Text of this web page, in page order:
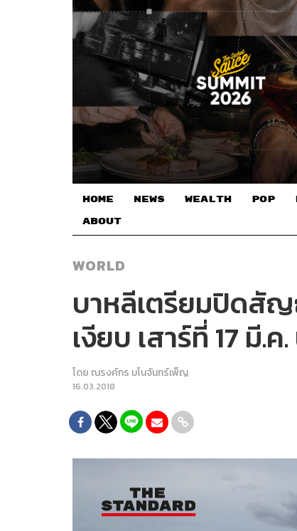
HOME NEWS WEALTH POP
ABOUT
WORLD
บาหลีเตรียมปิดสั
เงียบ เสาร์ที่ 17 มี.ค
โดยณรงค์กร มโนจันทร์เพ็ญ
16.03.2018